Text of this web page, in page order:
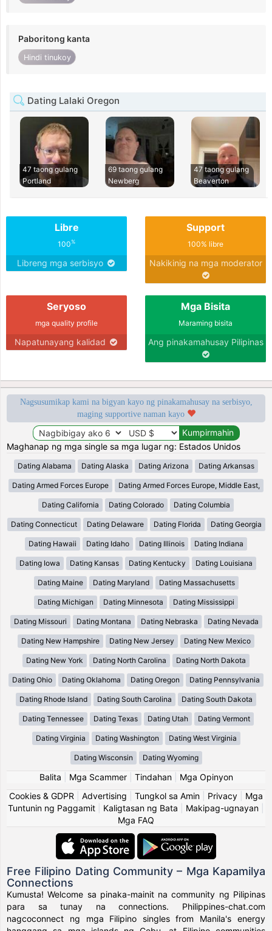
Paboritong kanta
Hindi tinukoy
Dating Lalaki Oregon
47 taong gulang
Portland
69 taong gulang
Newberg
47 taong gulang
Beaverton
Libre
100%
Libreng mga serbisyo
Support
100% libre
Nakikinig na mga moderator
Seryoso
mga quality profile
Napatunayang kalidad
Mga Bisita
Maraming bisita
Ang pinakamahusay Pilipinas
Nagsusumikap kami na bigyan kayo ng pinakamahusay na serbisyo,
maging supportive naman kayo
Maghanap ng mga single sa mga lugar ng: Estados Unidos
Dating Alabama Dating Alaska Dating Arizona Dating Arkansas
Dating Armed Forces Europe Dating Armed Forces Europe, Middle East,
Dating California Dating Colorado Dating Columbia
Dating Connecticut Dating Delaware Dating Florida Dating Georgia
Dating Hawaii Dating Idaho Dating Illinois Dating Indiana
Dating Iowa Dating Kansas Dating Kentucky Dating Louisiana
Dating Maine Dating Maryland Dating Massachusetts
Dating Michigan Dating Minnesota Dating Mississippi
Dating Missouri Dating Montana Dating Nebraska Dating Nevada
Dating New Hampshire Dating New Jersey Dating New Mexico
Dating New York Dating North Carolina Dating North Dakota
Dating Ohio Dating Oklahoma Dating Oregon Dating Pennsylvania
Dating Rhode Island Dating South Carolina Dating South Dakota
Dating Tennessee Dating Texas Dating Utah Dating Vermont
Dating Virginia Dating Washington Dating West Virginia
Dating Wisconsin Dating Wyoming
Balita Mga Scammer| Tindahan| Mga Opinyon
Cookies & GDPR
Advertising Tungkol sa Amin Privacy
Mga
Tuntunin ng Paggamit
Kaligtasan ng Bata Makipag-ugnayan
Mga FAQ
Free Filipino Dating Community – Mga Kapamilya
Connections
Kumusta! Welcome sa pinaka-mainit na community ng Pilipinas
para sa tunay na connections. Philippines-chat.com
nagcoconnect ng mga Filipino singles from Manila's energy